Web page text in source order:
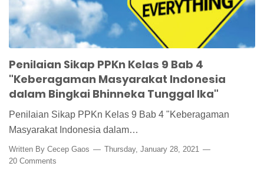
Penilaian Sikap PPKn Kelas 9 Bab 4
"Keberagaman Masyarakat Indonesia
dalam Bingkai Bhinneka Tunggal Ika"
Penilaian Sikap PPKn Kelas 9 Bab 4 "Keberagaman
Masyarakat Indonesia dalam…
Written By Cecep Gaos
Thursday, January 28, 2021
20 Comments